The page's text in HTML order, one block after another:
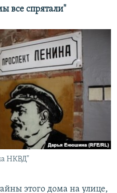
все спрятали"
НКВД"
этого дома на улице,